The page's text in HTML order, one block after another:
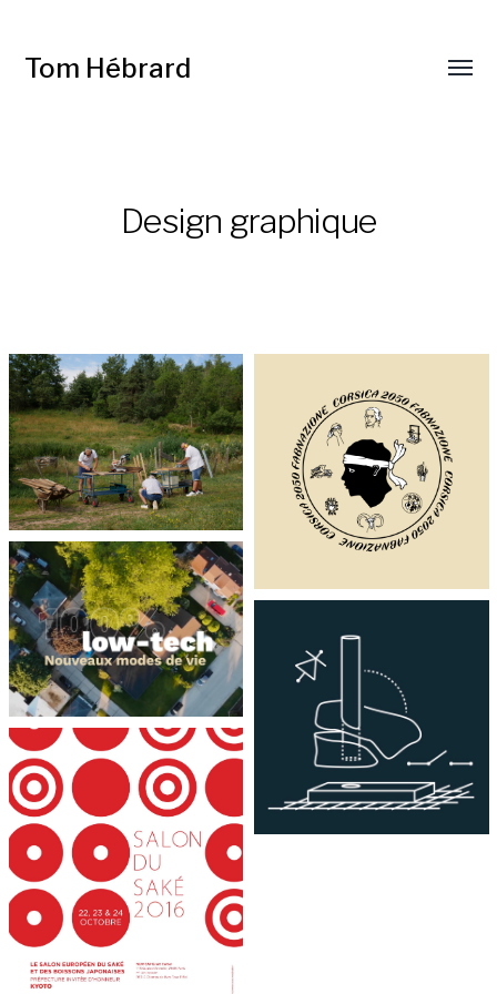
Tom Hébrard
Design graphique